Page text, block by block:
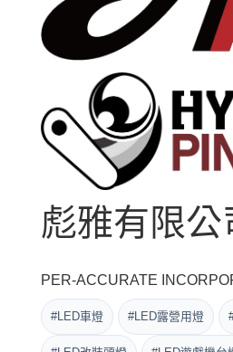
彪雅有限公
PER-ACCURATE
#LED車燈 #LED露營用燈